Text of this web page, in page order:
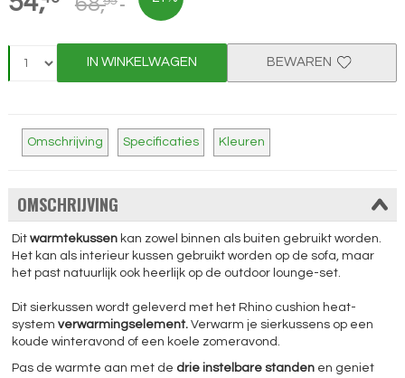
IN WINKELWAGEN BEWAREN
Omschrijving Specificaties Kleuren
OMSCHRIJVING
Ditwarmtekussen kan zowel binnen als buiten gebruikt worden.
Het kan als interieur kussen gebruikt worden op de sofa, maar
het past natuurlijk ook heerlijk op de outdoor lounge-set.
Dit sierkussen wordt geleverd met het Rhino cushion heat-
systemverwarmingselement. Verwarm je sierkussens op een
koude winteravond of een koele zomeravond.
Pas de warmte aan met de drie instelbare standen en geniet